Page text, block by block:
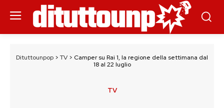
Dituttounpop > TV > Camper su Rai 1, la regione della settimana dal
18 al 22 luglio
TV